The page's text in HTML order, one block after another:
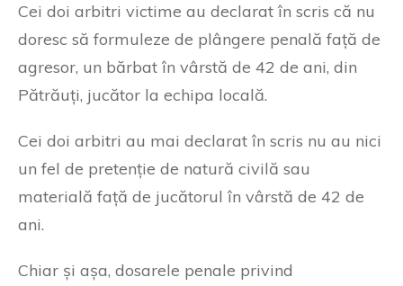
Cei doi arbitri victime au declarat în scris că nu
doresc să formuleze de plângere penală față de
agresor, un bărbat în vârstă de 42 de ani, din
Pătrăuți, jucător la echipa locală.
Cei doi arbitri au mai declarat în scris nu au nici
un fel de pretenție de natură civilă sau
materială față de jucătorul în vârstă de 42 de
ani.
Chiar și așa, dosarele penale privind